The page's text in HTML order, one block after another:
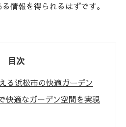
情報を得られるはずです。
目次
る浜松市の快適ガーデン
快適なガーデン空間を実現